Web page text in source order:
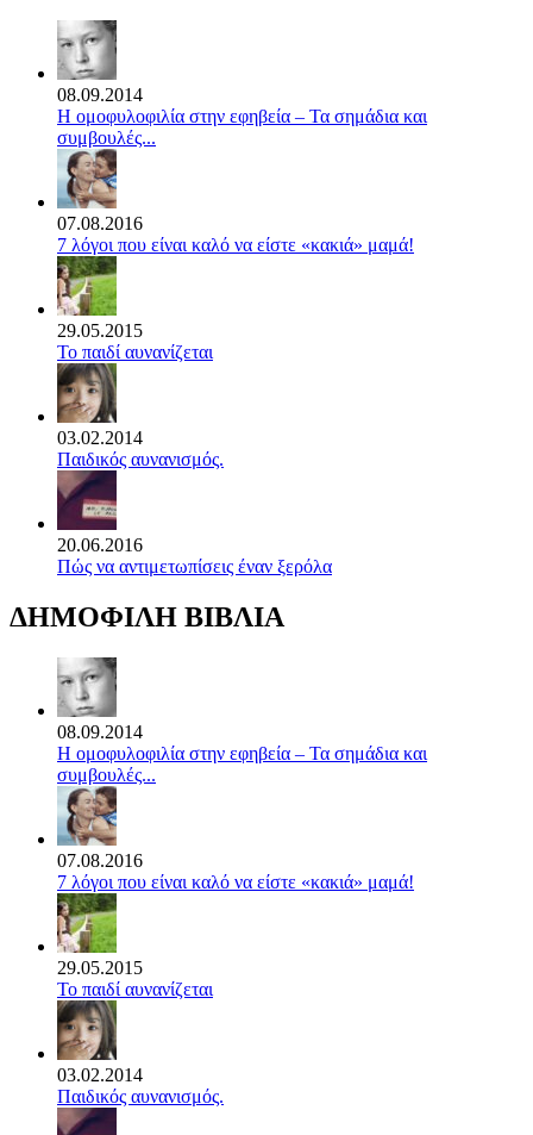
08.09.2014
Η ομοφυλοφιλία στην εφηβεία – Τα σημάδια και
συμβουλές...
07.08.2016
7 λόγοι που είναι καλό να είστε «κακιά» μαμά!
29.05.2015
Το παιδί αυνανίζεται
03.02.2014
Παιδικός αυνανισμός.
20.06.2016
Πώς να αντιμετωπίσεις έναν ξερόλα
ΔΗΜΟΦΙΛΗ ΒΙΒΛΙΑ
08.09.2014
Η ομοφυλοφιλία στην εφηβεία – Τα σημάδια και
συμβουλές...
07.08.2016
7 λόγοι που είναι καλό να είστε «κακιά» μαμά!
29.05.2015
Το παιδί αυνανίζεται
03.02.2014
Παιδικός αυνανισμός.